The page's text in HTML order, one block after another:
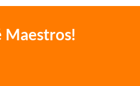
Maestros!